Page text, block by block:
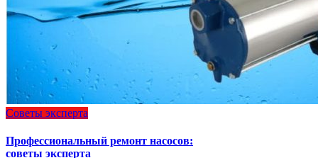
Советы эксперта
Профессиональный ремонт насосов:
советы эксперта